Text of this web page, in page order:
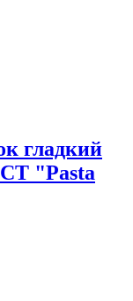
гладкий
"Pasta